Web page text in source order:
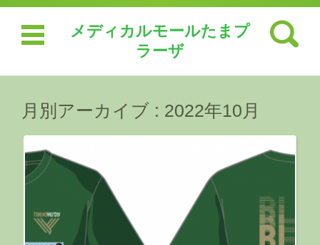
メディカルモールたまプ
ラーザ
検索:
コンテンツに移動
月別アーカイブ : 2022年10月